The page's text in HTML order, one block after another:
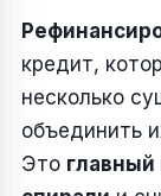
кредит,
несколько
объединить
Это главный